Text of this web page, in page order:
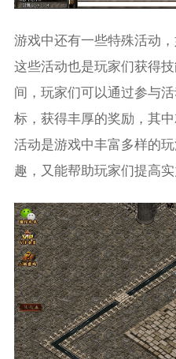
游戏中还有一些特殊活动
这些活动也是玩家们获得
间，玩家们可以通过参与
标，获得丰厚的奖励，其
活动是游戏中丰富多样的
趣，又能帮助玩家们提高实